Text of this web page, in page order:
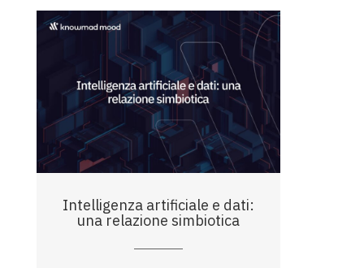
Intelligenza artificiale e dati:
una relazione simbiotica